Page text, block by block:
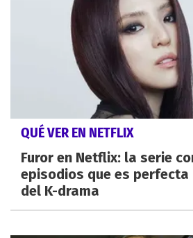
QUÉ VER EN NETFLIX
Furor en Netflix: la serie
episodios que es
del K-drama